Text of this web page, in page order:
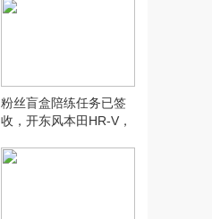
粉丝盲盒陪练任务已签
收，开东风本田HR-V，